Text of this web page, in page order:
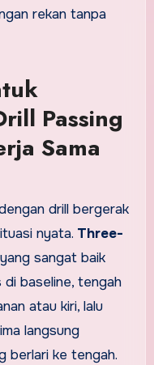
rekan tanpa
Passing
Sama
drill bergerak
nyata. Three-
sangat baik
di baseline, tengah
atau kiri, lalu
langsung
berlari ke tengah.